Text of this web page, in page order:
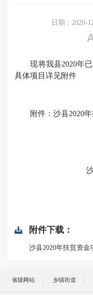
日期：2020-
现将我县2020年已
具体项目详见附件
附件：沙县2020年
沙县扶贫
附件下载：
沙县2020年扶贫资金
省级网站 乡镇街道